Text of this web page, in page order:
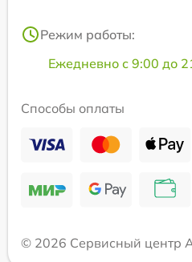
Режим работы:
Ежедневно с 9:00 до
Способы оплаты
© 2026 Сервисный центр